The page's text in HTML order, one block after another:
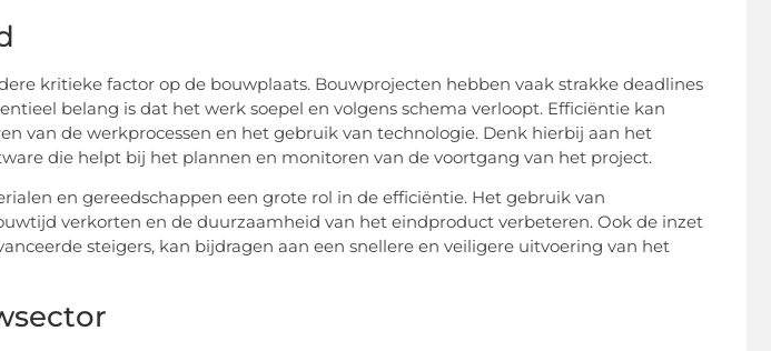
kritieke factor op de bouwplaats. Bouwprojecten hebben vaak strakke deadlines
belang is dat het werk soepel en volgens schema verloopt. Efficiëntie kan
van de werkprocessen en het gebruik van technologie. Denk hierbij aan het
die helpt bij het plannen en monitoren van de voortgang van het project.
en gereedschappen een grote rol in de efficiëntie. Het gebruik van
verkorten en de duurzaamheid van het eindproduct verbeteren. Ook de inzet
steigers, kan bijdragen aan een snellere en veiligere uitvoering van het